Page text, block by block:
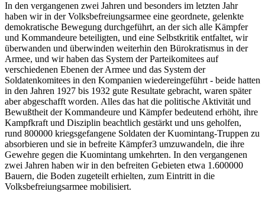
In den vergangenen zwei Jahren und besonders im letzten Jahr
haben wir in der Volksbefreiungsarmee eine geordnete, gelenkte
demokratische Bewegung durchgeführt, an der sich alle Kämpfer
und Kommandeure beteiligten, und eine Selbstkritik entfaltet, wir
überwanden und überwinden weiterhin den Bürokratismus in der
Armee, und wir haben das System der Parteikomitees auf
verschiedenen Ebenen der Armee und das System der
Soldatenkomitees in den Kompanien wiedereingeführt - beide hatten
in den Jahren 1927 bis 1932 gute Resultate gebracht, waren später
aber abgeschafft worden. Alles das hat die politische Aktivität und
Bewußtheit der Kommandeure und Kämpfer bedeutend erhöht, ihre
Kampfkraft und Disziplin beachtlich gestärkt und uns geholfen,
rund 800000 kriegsgefangene Soldaten der Kuomintang-Truppen zu
absorbieren und sie in befreite Kämpfer3 umzuwandeln, die ihre
Gewehre gegen die Kuomintang umkehrten. In den vergangenen
zwei Jahren haben wir in den befreiten Gebieten etwa 1.600000
Bauern, die Boden zugeteilt erhielten, zum Eintritt in die
Volksbefreiungsarmee mobilisiert.